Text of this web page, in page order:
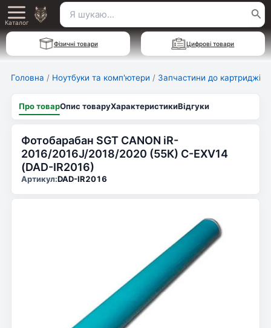
Перейти
до
вмісту
Main
Menu
Каталог
Пошук
для:
Фізичні товари Цифрові товари
Головна / Ноутбуки та комп'ютери / Запчастини до картриджів
Про товарОпис товаруХарактеристикиВідгуки
Фотобарабан SGT CANON iR-
2016/2016J/2018/2020 (55К) C-EXV14
(DAD-IR2016)
Артикул:DAD-IR2016